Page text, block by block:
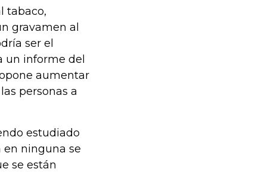
tabaco,
gravamen al
ser el
un informe del
aumentar
personas a
estudiado
en ninguna se
se están